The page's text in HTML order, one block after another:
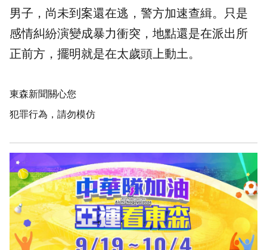
男子，尚未到案還在逃，警方加速查緝。只是
感情糾紛演變成暴力衝突，地點還是在派出所
正前方，擺明就是在太歲頭上動土。
東森新聞關心您
犯罪行為，請勿模仿